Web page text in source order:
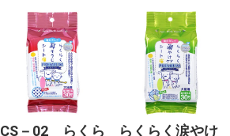
CS－02 らくら
らくらく涙やけ